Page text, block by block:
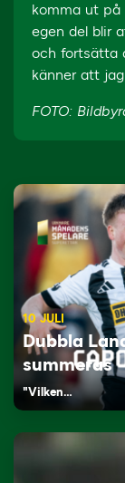
komma ut
egen del blir
och fortsätta
känner att
FOTO:
10 JULI
Dubbla
summeras
"Vilken…